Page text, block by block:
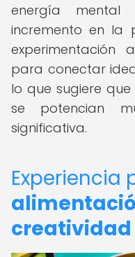
energía
incremento en la
para conectar
lo que sugiere
se potencian
significativa.
Experiencia
creatividad